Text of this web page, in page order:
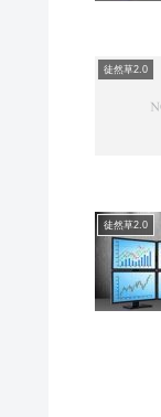
徒然草2.0
徒然草2.0